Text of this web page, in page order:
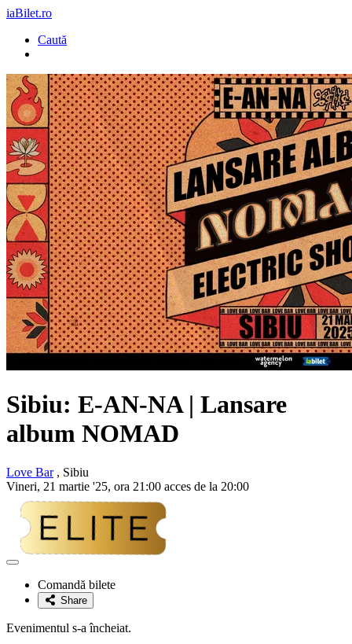
iaBilet.ro
Caută
Sibiu: E-AN-NA | Lansare
album NOMAD
Love Bar, Sibiu
Vineri, 21 martie '25, ora 21:00 acces de la 20:00
Adaugă
favoriteComandă bilete
Share
Evenimentul s-a încheiat.